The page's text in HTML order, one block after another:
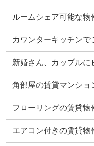
ルームシェア可能な物
カウンターキッチンで
新婚さん、カップルに
角部屋の賃貸マンショ
フローリングの賃貸物
エアコン付きの賃貸物